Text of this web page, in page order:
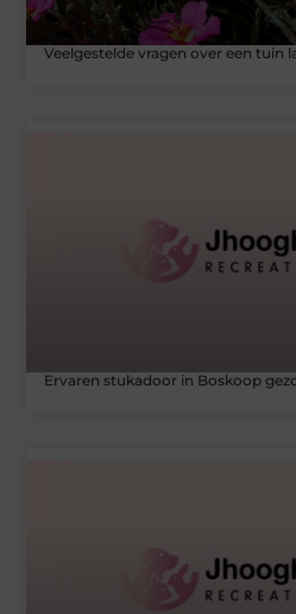
Veelgestelde vragen over een tuin
Ervaren stukadoor in Boskoop